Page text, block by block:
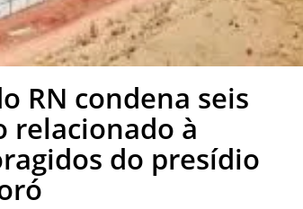
RN condena seis
relacionado à
do presídio